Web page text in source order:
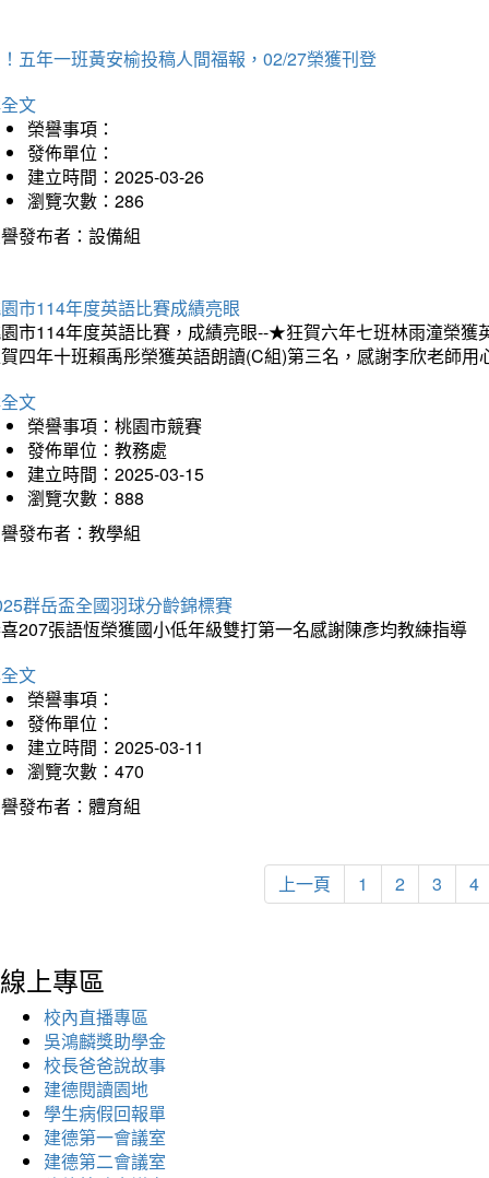
五年一班黃安榆投稿人間福報，02/27榮獲刊登
文
榮譽事項：
發佈單位：
建立時間：2025-03-26
瀏覽次數：286
發布者：設備組
市114年度英語比賽成績亮眼
市114年度英語比賽，成績亮眼--★狂賀六年七班林雨潼榮
四年十班賴禹彤榮獲英語朗讀(C組)第三名，感謝李欣老師
文
榮譽事項：桃園市競賽
發佈單位：教務處
建立時間：2025-03-15
瀏覽次數：888
發布者：教學組
群岳盃全國羽球分齡錦標賽
207張語恆榮獲國小低年級雙打第一名感謝陳彥均教練指導
文
榮譽事項：
發佈單位：
建立時間：2025-03-11
瀏覽次數：470
發布者：體育組
上一頁 1 2 3 4
線上專區
校內直播專區
吳鴻麟獎助學金
校長爸爸說故事
建德閱讀園地
學生病假回報單
建德第一會議室
建德第二會議室